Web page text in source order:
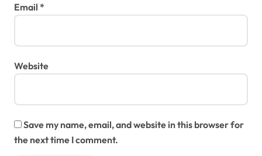
Email *
Website
Save my name, email, and website in this browser for
the next time I comment.